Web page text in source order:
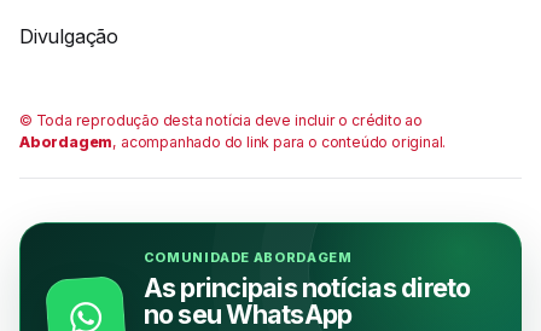
Divulgação
© Toda reprodução desta notícia deve incluir o crédito ao
Abordagem, acompanhado do link para o conteúdo original.
COMUNIDADE ABORDAGEM
As principais notícias direto
no seu WhatsApp